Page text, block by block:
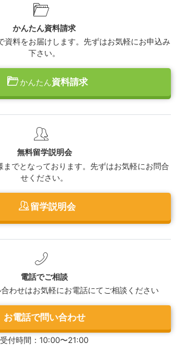
かんたん資料請求
資料をお届けします。先ずはお気軽にお申込み
下さい。
かんたん資料請求
無料留学説明会
までとなっております。先ずはお気軽にお問合
せください。
留学説明会
電話でご相談
わせはお気軽にお電話にてご相談ください
お電話で問い合わせ
受付時間：10:00〜21:00